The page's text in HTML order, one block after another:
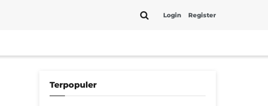
Login Register
Terpopuler